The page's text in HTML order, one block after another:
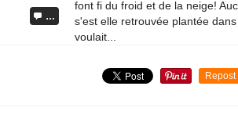
…
font fi du froid et de la neige!
s'est elle retrouvée plantée
voulait...
Repost